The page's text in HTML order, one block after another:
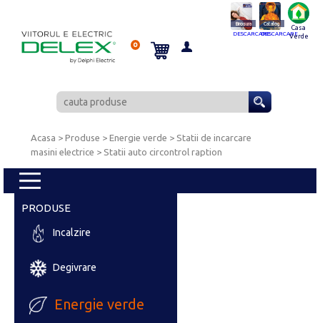
0
Brosura
DESCARCARE
Catalog
DESCARCARE
Casa
Verde
Acasa > Produse > Energie verde > Statii de incarcare
masini electrice > Statii auto circontrol raption
PRODUSE
Incalzire
Degivrare
Energie verde